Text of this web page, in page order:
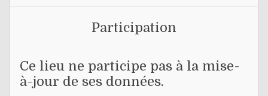
Participation
Ce lieu ne participe pas à la mise-
à-jour de ses données.